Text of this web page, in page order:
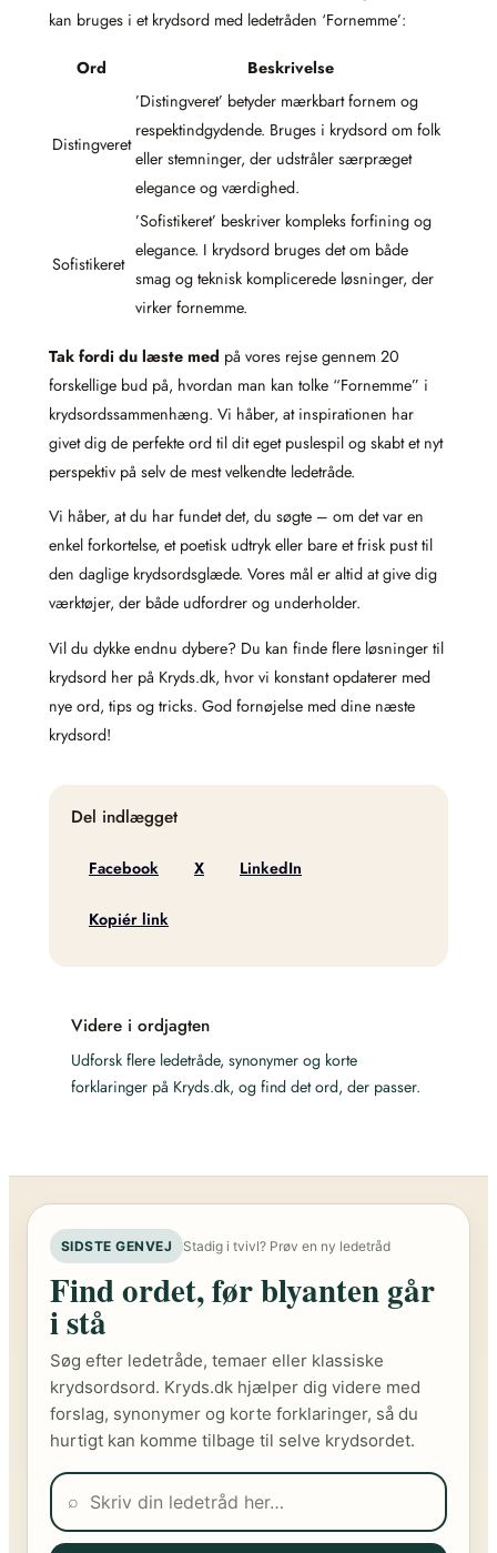
kan bruges i et krydsord med ledetråden ‘Fornemme’:
Ord Beskrivelse
Distingveret
’Distingveret’ betyder mærkbart fornem og
respektindgydende. Bruges i krydsord om folk
eller stemninger, der udstråler særpræget
elegance og værdighed.
Sofistikeret
’Sofistikeret’ beskriver kompleks forfining og
elegance. I krydsord bruges det om både
smag og teknisk komplicerede løsninger, der
virker fornemme.
Tak fordi du læste med på vores rejse gennem 20
forskellige bud på, hvordan man kan tolke “Fornemme” i
krydsordssammenhæng. Vi håber, at inspirationen har
givet dig de perfekte ord til dit eget puslespil og skabt et nyt
perspektiv på selv de mest velkendte ledetråde.
Vi håber, at du har fundet det, du søgte – om det var en
enkel forkortelse, et poetisk udtryk eller bare et frisk pust til
den daglige krydsordsglæde. Vores mål er altid at give dig
værktøjer, der både udfordrer og underholder.
Vil du dykke endnu dybere? Du kan finde flere løsninger til
krydsord her på Kryds.dk, hvor vi konstant opdaterer med
nye ord, tips og tricks. God fornøjelse med dine næste
krydsord!
Del indlægget
Facebook X LinkedIn
Kopiér link
Videre i ordjagten
Udforsk flere ledetråde, synonymer og korte
forklaringer på Kryds.dk, og find det ord, der passer.
SIDSTE GENVEJ Stadig i tvivl? Prøv en ny ledetråd
Find ordet, før blyanten går
i stå
Søg efter ledetråde, temaer eller klassiske
krydsordsord. Kryds.dk hjælper dig videre med
forslag, synonymer og korte forklaringer, så du
hurtigt kan komme tilbage til selve krydsordet.
⌕